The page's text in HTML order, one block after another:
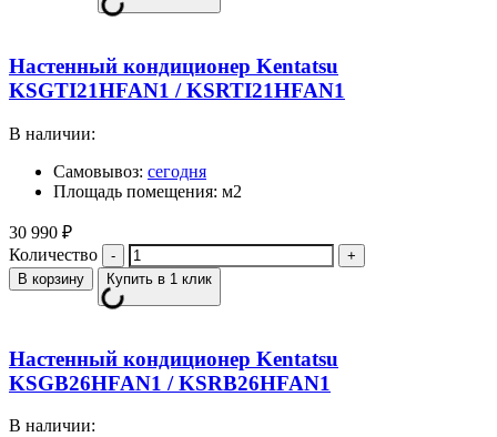
Настенный кондиционер Kentatsu
KSGTI21HFAN1 / KSRTI21HFAN1
В наличии:
Самовывоз: сегодня
Площадь помещения: м2
30 990 ₽
Количество
В корзину Купить в 1 клик
Настенный кондиционер Kentatsu
KSGB26HFAN1 / KSRB26HFAN1
В наличии: